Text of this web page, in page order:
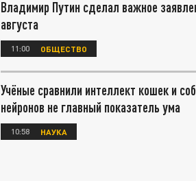
Владимир Путин сделал важное
августа
11:00 ОБЩЕСТВО
Учёные сравнили интеллект кошек и
нейронов не главный показатель ума
10:58 НАУКА